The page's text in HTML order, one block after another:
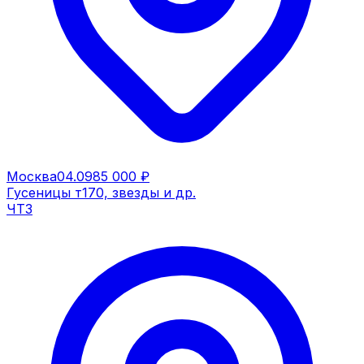
Москва04.0985 000 ₽
Гусеницы т170, звезды и др.
ЧТЗ